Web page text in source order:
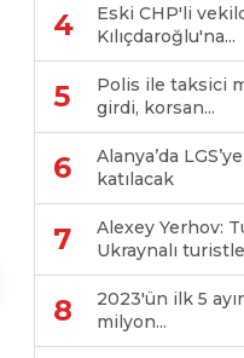
4
Eski CHP'li
Kılıçdaroğlu'na...
5
Polis ile taksici
girdi, korsan...
6
Alanya’da
katılacak
7
Alexey Yerhov:
Ukraynalı
8
2023'ün ilk 5
milyon...